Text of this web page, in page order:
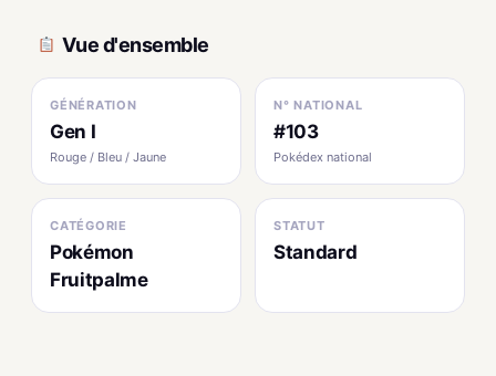
Vue d'ensemble
GÉNÉRATION
Gen I
Rouge / Bleu / Jaune
N° NATIONAL
#103
Pokédex national
CATÉGORIE
Pokémon
Fruitpalme
STATUT
Standard